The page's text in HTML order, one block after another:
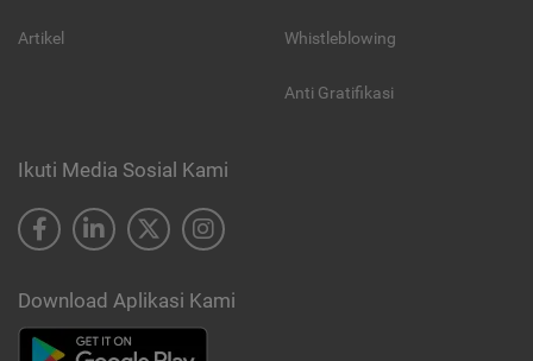
Artikel Whistleblowing
Anti Gratifikasi
Ikuti Media Sosial Kami
Download Aplikasi Kami